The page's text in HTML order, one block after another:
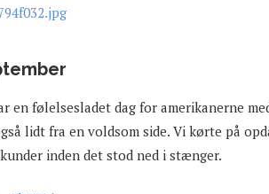
en følelsesladet dag for amerikanerne
lidt fra en voldsom side. Vi kørte på
inden det stod ned i stænger.